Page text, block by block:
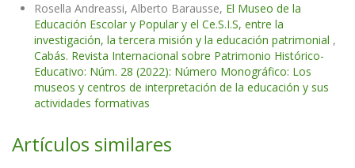
Rosella Andreassi, Alberto Barausse, El Museo de la
Educación Escolar y Popular y el Ce.S.I.S, entre la
investigación, la tercera misión y la educación patrimonial ,
Cabás. Revista Internacional sobre Patrimonio Histórico-
Educativo: Núm. 28 (2022): Número Monográfico: Los
museos y centros de interpretación de la educación y sus
actividades formativas
Artículos similares